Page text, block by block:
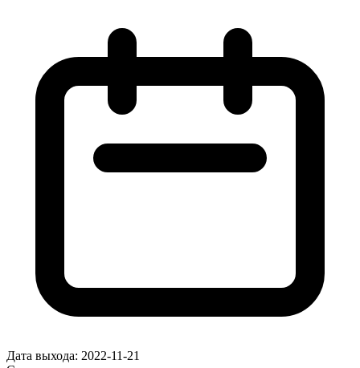
Дата выхода: 2022-11-21